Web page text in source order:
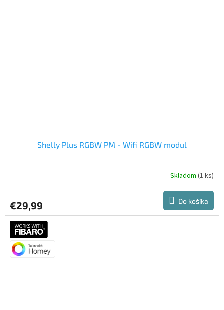
Shelly Plus RGBW PM - Wifi RGBW modul
Skladom (1 ks)
€29,99 Do košíka